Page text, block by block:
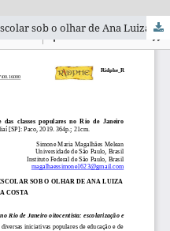
Educação Popular e Educação Escolar sob o olhar de Ana Luiza Jesus da Costa